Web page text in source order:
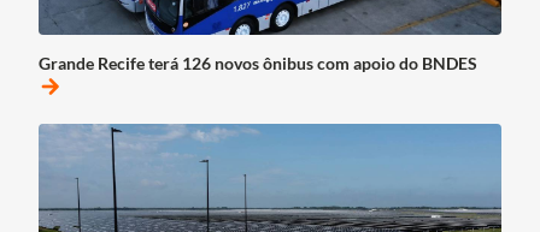
Grande Recife terá 126 novos ônibus com apoio do BNDES
arrow_forward